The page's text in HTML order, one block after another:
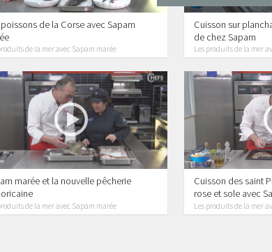
de la Corse avec Sapam
de la mer avec Sapam marée
Cuisson sur
de chez Sapam
Les produits de la mer
marée et la nouvelle pêcherie
de la mer avec Sapam marée
Cuisson des saint
rose et sole avec
Les produits de la mer